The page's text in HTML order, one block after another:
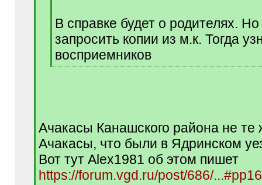
В справке будет о родителях.
запросить копии из м.к. Тогда
восприемников
[
Ачакасы Канашского района не
Ачакасы, что были в Ядринском
Вот тут Alex1981 об этом пишет
https://forum.vgd.ru/post/686/